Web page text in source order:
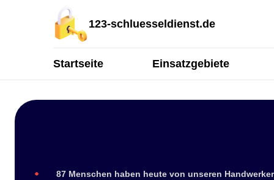
123-schluesseldienst.de
Startseite Einsatzgebiete
87 Menschen haben heute von unseren